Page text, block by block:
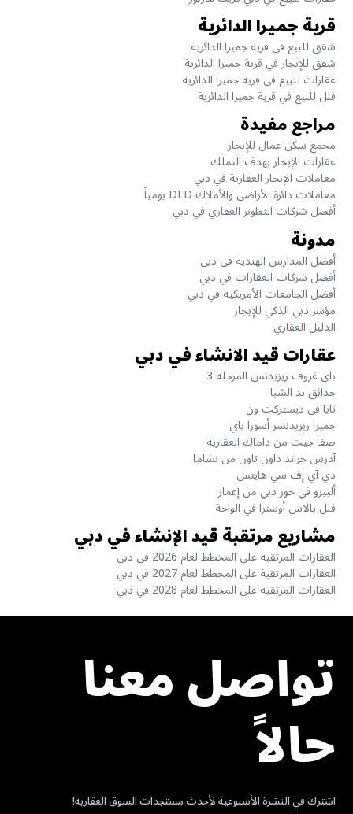
قرية جميرا الدائرية
شقق للبيع في قرية جميرا الدائرية
شقق للإيجار في قرية جميرا الدائرية
عقارات للبيع في قرية جميرا الدائرية
فلل للبيع في قرية جميرا الدائرية
مراجع مفيدة
مجمع سكن عمال للإيجار
عقارات الإيجار بهدف التملك
معاملات الإيجار العقارية في دبي
معاملات دائرة الأراضي والأملاك DLD يومياً
أفضل شركات التطوير العقاري في دبي
مدونة
أفضل المدارس الهندية في دبي
أفضل شركات العقارات في دبي
أفضل الجامعات الأمريكية في دبي
مؤشر دبي الذكي للإيجار
الدليل العقاري
عقارات قيد الانشاء في دبي
باي غروف ريزيدنس المرحلة 3
حدائق ند الشبا
نايا في ديستركت ون
جميرا ريزيدنسز أسورا باي
صفا جيت من داماك العقارية
آدرس جراند داون تاون من نشاما
دي آي إف سي هايتس
ألبيرو في خور دبي من إعمار
فلل بالاس أوسترا في الواحة
مشاريع مرتقبة قيد الإنشاء في دبي
العقارات المرتقبة على المخطط لعام 2026 في دبي
العقارات المرتقبة على المخطط لعام 2027 في دبي
العقارات المرتقبة على المخطط لعام 2028 في دبي
تواصل معنا
حالاً
اشترك في النشرة الأسبوعية لأحدث مستجدات السوق العقارية!